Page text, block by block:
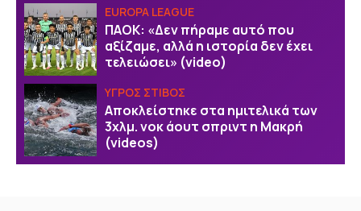
EUROPA LEAGUE
ΠΑΟΚ: «Δεν πήραμε αυτό που
αξίζαμε, αλλά η ιστορία δεν έχει
τελειώσει» (video)
ΥΓΡΟΣ ΣΤΙΒΟΣ
Αποκλείστηκε στα ημιτελικά των
3χλμ. νοκ άουτ σπριντ η Μακρή
(videos)